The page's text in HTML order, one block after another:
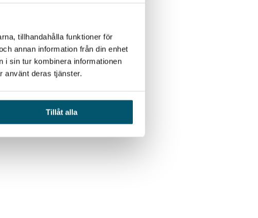
tillhandahålla funktioner för
annan information från din enhet
i sin tur kombinera informationen
använt deras tjänster.
Tillåt alla